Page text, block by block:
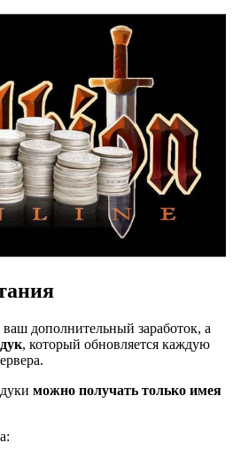
дополнительный заработок, а
, который обновляется каждую
можно получать только имея